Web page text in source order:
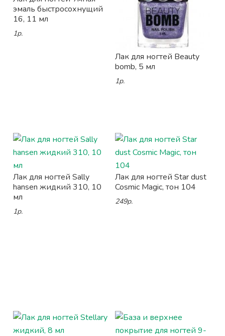
эмаль быстросохнущий
16, 11 мл
1р.
Лак для ногтей Beauty
bomb, 5 мл
1р.
Лак для ногтей Sally
hansen жидкий 310, 10
мл
1р.
Лак для ногтей Star dust
Cosmic Magic, тон 104
249р.